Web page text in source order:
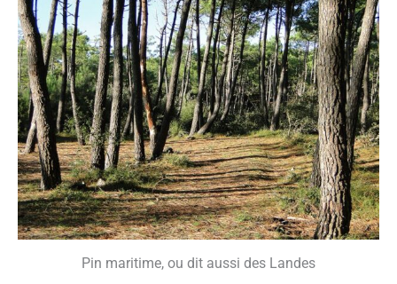
Pin maritime, ou dit aussi des Landes